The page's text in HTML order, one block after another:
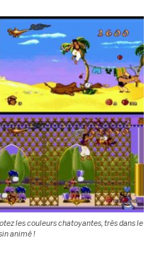
les couleurs chatoyantes, très dans le
animé !